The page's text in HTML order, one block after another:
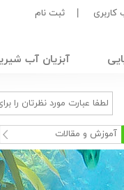
کاربری ثبت نام
آبزیان آب
آموزش و مقالات